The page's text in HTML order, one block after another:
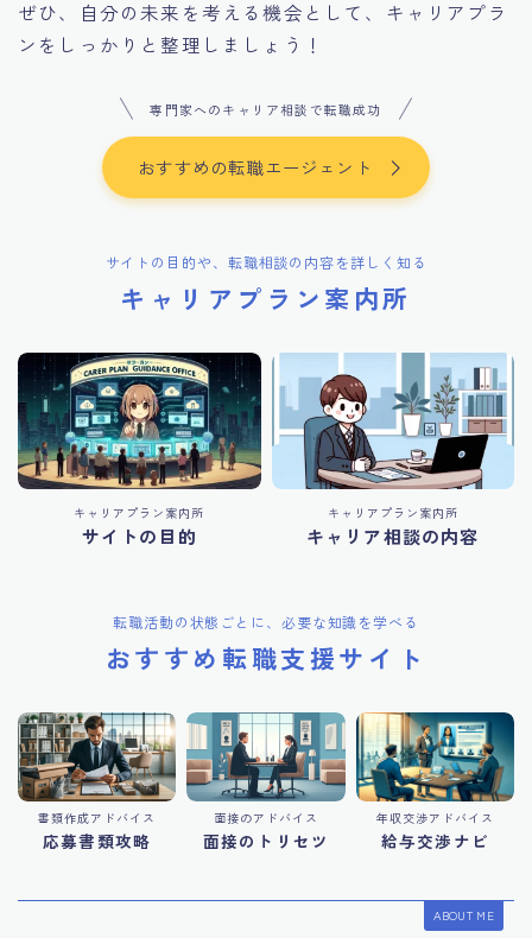
ぜひ、自分の未来を考える機会として、キャリアプラ
ンをしっかりと整理しましょう！
専門家へのキャリア相談で転職成功
おすすめの転職エージェント
サイトの目的や、転職相談の内容を詳しく知る
キャリアプラン案内所
キャリアプラン案内所
サイトの目的
キャリアプラン案内所
キャリア相談の内容
転職活動の状態ごとに、必要な知識を学べる
おすすめ転職支援サイト
書類作成アドバイス
応募書類攻略
面接のアドバイス
面接のトリセツ
年収交渉アドバイス
給与交渉ナビ
ABOUT ME